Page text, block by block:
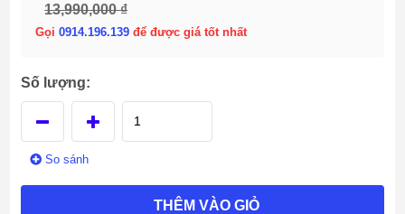
13,990,000 ₫
Gọi0914.196.139để được giá tốt nhất
Số lượng:
So sánh
THÊM VÀO GIỎ